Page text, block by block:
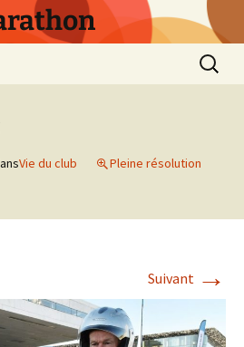
Vie du club
Pleine résolution
Suivant →